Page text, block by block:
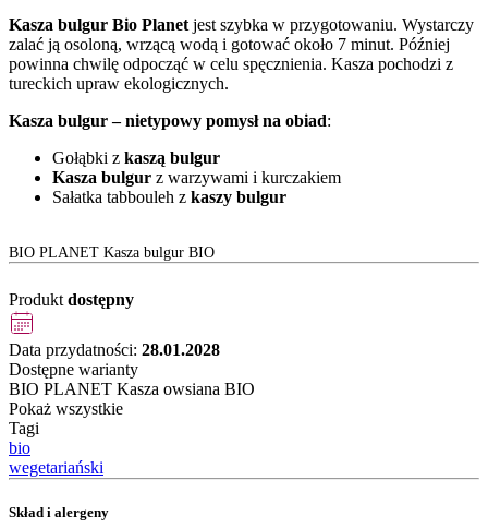
Kasza bulgur Bio Planet jest szybka w przygotowaniu. Wystarczy
zalać ją osoloną, wrzącą wodą i gotować około 7 minut. Później
powinna chwilę odpocząć w celu spęcznienia. Kasza pochodzi z
tureckich upraw ekologicznych.
Kasza bulgur – nietypowy pomysł na obiad:
Gołąbki z kaszą bulgur
Kasza bulgur z warzywami i kurczakiem
Sałatka tabbouleh z kaszy bulgur
BIO PLANET Kasza bulgur BIO
Produkt dostępny
Data przydatności: 28.01.2028
Dostępne warianty
BIO PLANET Kasza owsiana BIO
Pokaż wszystkie
Tagi
bio
wegetariański
Skład i alergeny